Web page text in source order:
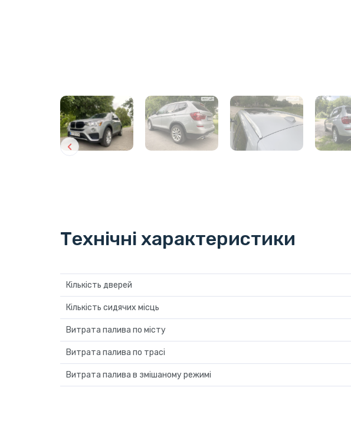
Технічні характеристики
Кількість дверей
Кількість сидячих місць
Витрата палива по місту
Витрата палива по трасі
Витрата палива в змішаному режимі